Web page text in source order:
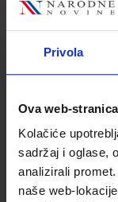
Privola
Ova web-
Kolačiće
sadržaj i oglase,
analizirali
naše web-
Jedinična mjera
Nakladnik
Autor
Vrsta školske
Vrsta škole
Nastavni
Reg br min